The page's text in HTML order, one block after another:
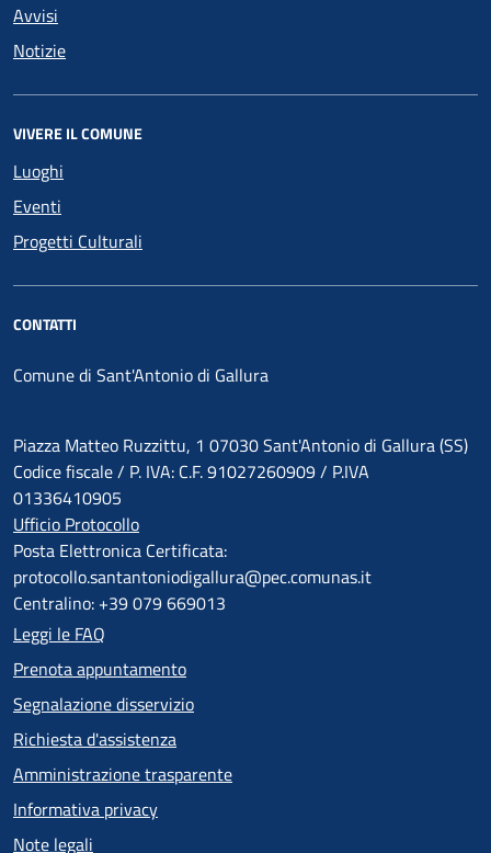
Avvisi
Notizie
VIVERE IL COMUNE
Luoghi
Eventi
Progetti Culturali
CONTATTI
Comune di Sant'Antonio di Gallura
Piazza Matteo Ruzzittu, 1 07030 Sant'Antonio di Gallura (SS)
Codice fiscale / P. IVA: C.F. 91027260909 / P.IVA
01336410905
Ufficio Protocollo
Posta Elettronica Certificata:
protocollo.santantoniodigallura@pec.comunas.it
Centralino: +39 079 669013
Leggi le FAQ
Prenota appuntamento
Segnalazione disservizio
Richiesta d'assistenza
Amministrazione trasparente
Informativa privacy
Note legali